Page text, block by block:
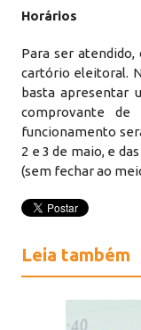
Horários
Para ser
cartório eleitoral.
basta apresentar
comprovante de
funcionamento
2 e 3 de maio, e
(sem fechar ao
Leia também